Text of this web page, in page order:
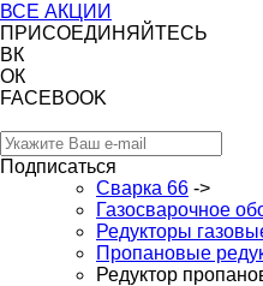
ВСЕ АКЦИИ
ПРИСОЕДИНЯЙТЕСЬ
ВК
ОК
FACEBOOK
Подписаться
Сварка 66 ->
Газосварочное
Редукторы
Пропановые
Редуктор